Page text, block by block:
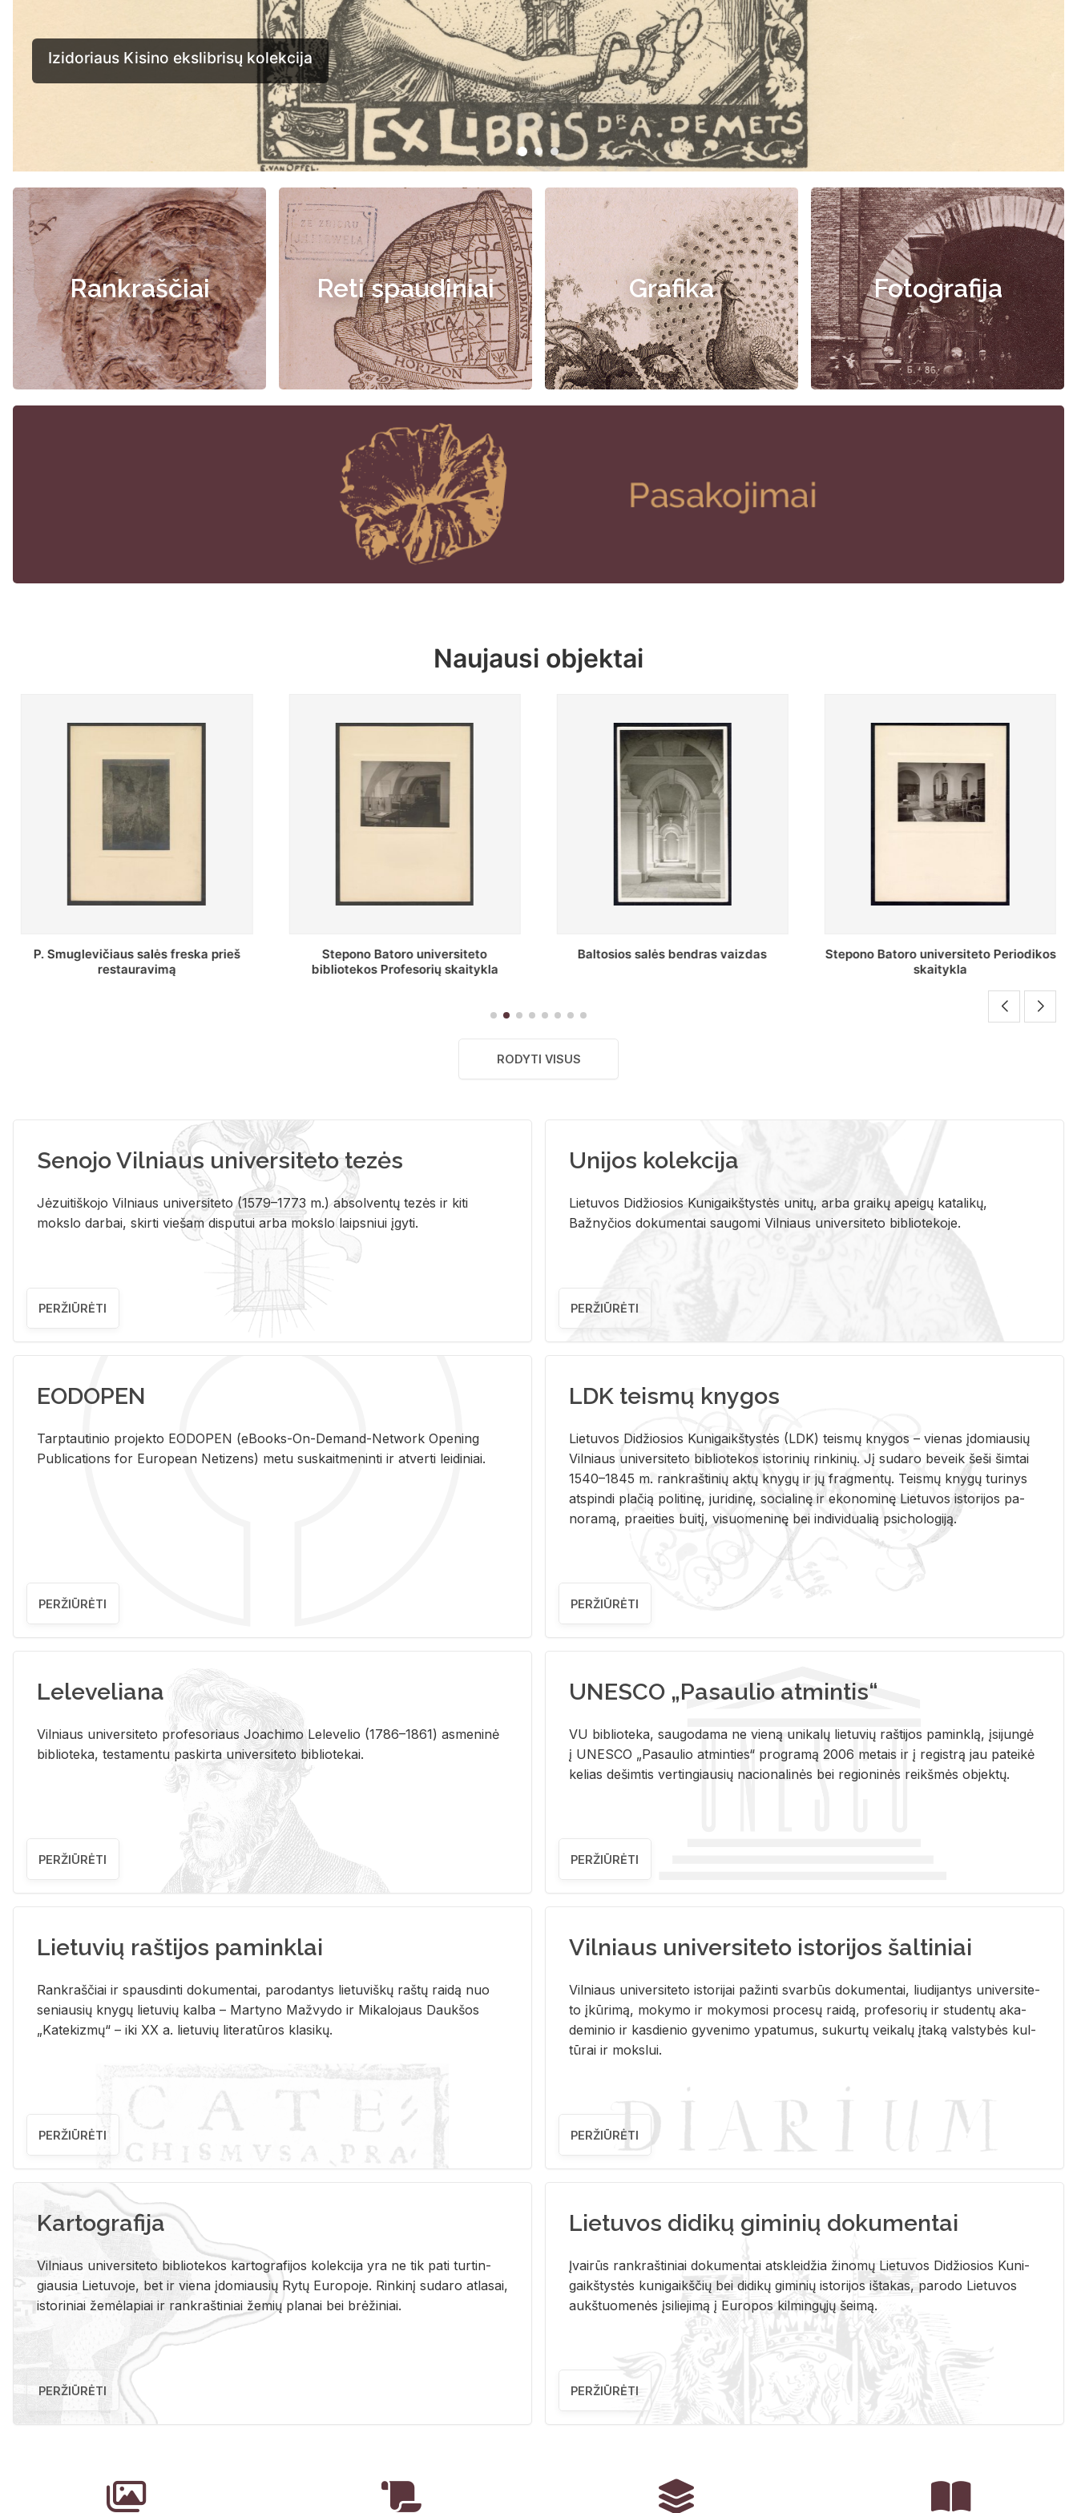
Rankraščiai Reti spaudiniai Grafika Fotografija
Naujausi objektai
Stepono Batoro universiteto
bibliotekos Profesorių skaitykla
Baltosios salės bendras vaizdas
Stepono Batoro universiteto Periodikos
Periodikos skaitykla Stepono Batoro
universiteto bibliotekoje
RODYTI VISUS
Senojo Vilniaus universiteto tezės
Jėzuitiškojo Vilniaus universiteto (1579–1773 m.) absolventų tezės ir kiti
mokslo darbai, skirti viešam disputui arba mokslo laipsniui įgyti.
PERŽIŪRĖTI
Unijos kolekcija
Lietuvos Didžiosios Kunigaikštystės unitų, arba graikų apeigų katalikų,
Bažnyčios dokumentai saugomi Vilniaus universiteto bibliotekoje.
PERŽIŪRĖTI
EODOPEN
Tarp­tau­ti­nio pro­jek­to EO­DO­PEN (eBo­oks-On-De­mand-Ne­twork Ope­ning
Pub­li­ca­tions for Eu­ro­pe­an Ne­ti­zens) metu su­skait­me­nin­ti ir at­ver­ti lei­di­niai.
PERŽIŪRĖTI
LDK teismų knygos
Lie­tu­vos Di­džio­sios Ku­ni­gaikš­tys­tės (LDK) teis­mų kny­gos – vie­nas įdo­miau­sių
Vil­niaus uni­ver­si­te­to bi­b­lio­te­kos is­to­ri­nių rin­ki­nių. Jį su­da­ro be­veik šeši šim­tai
1540–1845 m. rank­raš­ti­nių aktų kny­gų ir jų frag­men­tų. Teis­mų kny­gų tu­ri­nys
at­spin­di pla­čią po­li­ti­nę, ju­ri­di­nę, so­cia­li­nę ir eko­no­mi­nę Lie­tu­vos is­to­ri­jos pa­
no­ra­mą, pra­ei­ties bui­tį, vi­suo­me­ni­nę bei in­di­vi­dua­lią psi­cho­lo­gi­ją.
PERŽIŪRĖTI
Leleveliana
Vil­niaus uni­ver­si­te­to pro­fe­so­riaus Jo­a­chi­mo Le­le­ve­lio (1786–1861) as­me­ni­nė
bi­b­lio­te­ka, te­sta­men­tu pa­skir­ta uni­ver­si­te­to bi­b­lio­te­kai.
PERŽIŪRĖTI
UNESCO „Pasaulio atmintis“
VU biblioteka, saugodama ne vieną unikalų lietuvių raštijos paminklą, įsijungė
į UNESCO „Pasaulio atminties“ programą 2006 metais ir į registrą jau pateikė
kelias dešimtis vertingiausių nacionalinės bei regioninės reikšmės objektų.
PERŽIŪRĖTI
Lietuvių raštijos paminklai
Rank­raš­čiai ir spaus­din­ti do­ku­men­tai, pa­ro­dan­tys lie­tu­viš­kų raš­tų rai­dą nuo
se­niau­sių kny­gų lie­tu­vių kal­ba – Mar­ty­no Ma­žvy­do ir Mi­ka­lo­jaus Dauk­šos
„Ka­te­kiz­mų“ – iki XX a. lie­tu­vių li­te­ra­tū­ros kla­si­kų.
PERŽIŪRĖTI
Vilniaus universiteto istorijos šaltiniai
Vil­niaus uni­ver­si­te­to is­to­ri­jai pa­žin­ti svar­būs do­ku­men­tai, liu­di­jan­tys uni­ver­si­te­
to įkū­ri­mą, mo­ky­mo ir mo­ky­mo­si pro­ce­sų rai­dą, pro­fe­so­rių ir stu­den­tų aka­
de­mi­nio ir kas­die­nio gy­ve­ni­mo ypa­tu­mus, su­kur­tų vei­ka­lų įta­ką vals­ty­bės kul­
tū­rai ir moks­lui.
PERŽIŪRĖTI
Kartografija
Vil­niaus uni­ver­si­te­to bi­b­lio­te­kos kar­to­gra­fi­jos ko­lek­ci­ja yra ne tik pati tur­tin­
giau­sia Lie­tu­vo­je, bet ir vie­na įdo­miau­sių Rytų Eu­ro­po­je. Rin­ki­nį su­da­ro at­la­sai,
is­to­ri­niai že­mė­la­piai ir rank­raš­ti­niai že­mių pla­nai bei brė­ži­niai.
PERŽIŪRĖTI
Lietuvos didikų giminių dokumentai
Įvai­rūs rank­raš­ti­niai do­ku­men­tai at­sklei­džia ži­no­mų Lie­tu­vos Di­džio­sios Ku­ni­
gaikš­tys­tės ku­ni­gaikš­čių bei di­di­kų gi­mi­nių is­to­ri­jos iš­ta­kas, pa­ro­do Lie­tu­vos
aukš­tuo­me­nės įsi­lie­ji­mą į Eu­ro­pos kil­min­gų­jų šei­mą.
PERŽIŪRĖTI